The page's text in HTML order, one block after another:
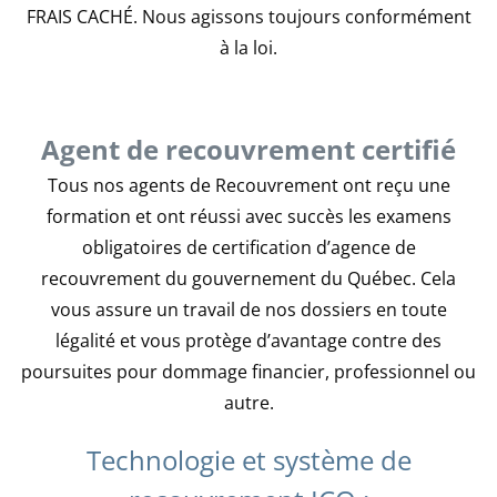
FRAIS CACHÉ. Nous agissons toujours conformément
à la loi.
Agent de recouvrement certifié
Tous nos agents de Recouvrement ont reçu une
formation et ont réussi avec succès les examens
obligatoires de certification d’agence de
recouvrement du gouvernement du Québec. Cela
vous assure un travail de nos dossiers en toute
légalité et vous protège d’avantage contre des
poursuites pour dommage financier, professionnel ou
autre.
Technologie et système de